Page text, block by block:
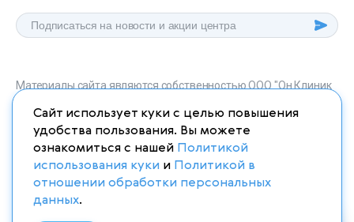
Материалы сайта являются собственностью ООО "Он Клиник
onclinic-ryazan.ru запрещено в соответствии со статьей 1259
ГК. РФ.
ИМЕЮТСЯ ПРОТИВОПОКАЗАНИЯ. НЕОБХОДИМО
Сайт использует куки с целью повышения
удобства пользования. Вы можете
ознакомиться с нашей Политикой
использования куки и Политикой в
отношении обработки персональных
данных.